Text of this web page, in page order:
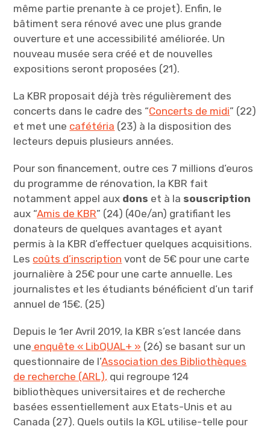
même partie prenante à ce projet). Enfin, le
bâtiment sera rénové avec une plus grande
ouverture et une accessibilité améliorée. Un
nouveau musée sera créé et de nouvelles
expositions seront proposées (21).
La KBR proposait déjà très régulièrement des
concerts dans le cadre des “Concerts de midi” (22)
et met une cafétéria (23) à la disposition des
lecteurs depuis plusieurs années.
Pour son financement, outre ces 7 millions d’euros
du programme de rénovation, la KBR fait
notamment appel aux dons et à la souscription
aux “Amis de KBR” (24) (40e/an) gratifiant les
donateurs de quelques avantages et ayant
permis à la KBR d’effectuer quelques acquisitions.
Les coûts d’inscription vont de 5€ pour une carte
journalière à 25€ pour une carte annuelle. Les
journalistes et les étudiants bénéficient d’un tarif
annuel de 15€. (25)
Depuis le 1er Avril 2019, la KBR s’est lancée dans
une enquête « LibQUAL+ » (26) se basant sur un
questionnaire de l’Association des Bibliothèques
de recherche (ARL), qui regroupe 124
bibliothèques universitaires et de recherche
basées essentiellement aux Etats-Unis et au
Canada (27). Quels outils la KGL utilise-telle pour